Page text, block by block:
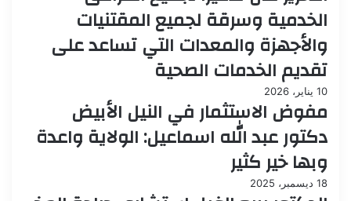
الخدمية وسرقة لجميع المقتنيات
والأجهزة والمعدات التي تساعد على
تقديم الخدمات الصحية
10 يناير، 2026
مفوض الاستثمار في النيل الأبيض
دكتور عبد الله اسماعيل: الولاية واعدة
وبها خير كثير
18 ديسمبر، 2025